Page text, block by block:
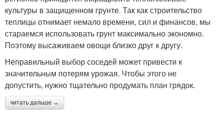
культуры в защищенном грунте. Так как строительство
теплицы отнимает немало времени, сил и финансов, мы
стараемся использовать грунт максимально экономно.
Поэтому высаживаем овощи близко друг к другу.
Неправильный выбор соседей может привести к
значительным потерям урожая. Чтобы этого не
допустить, нужно тщательно продумать план грядок.
читать дальше →